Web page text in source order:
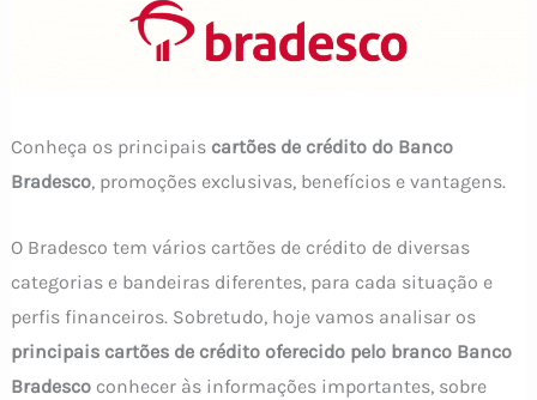
Conheça os principais cartões de crédito do Banco
Bradesco, promoções exclusivas, benefícios e vantagens.
O Bradesco tem vários cartões de crédito de diversas
categorias e bandeiras diferentes, para cada situação e
perfis financeiros. Sobretudo, hoje vamos analisar os
principais cartões de crédito oferecido pelo branco Banco
Bradescoconhecer às informações importantes, sobre